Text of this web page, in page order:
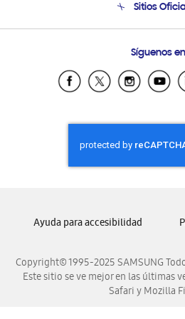
Condiciones de
Soporte vía
Sitios
Samsung
Samsung El
Samsung
Samsung
Samsung
Samsung
Síguenos
Copyright© 1995-2025 SAMSUNG
Este sitio se ve mejor en las últimas
Safari y Mozilla
Ayuda para accesibilidad